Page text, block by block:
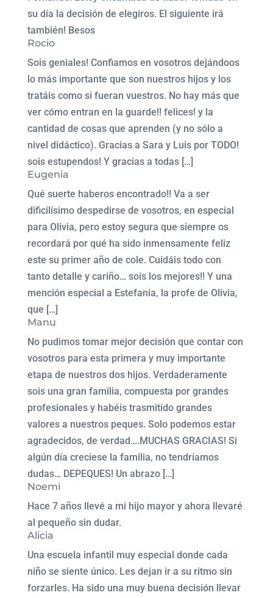
su día la decisión de elegiros. El siguiente irá
también! Besos
Rocio
Sois geniales! Confiamos en vosotros dejándoos
lo más importante que son nuestros hijos y los
tratáis como si fueran vuestros. No hay más que
ver cómo entran en la guarde!! felices! y la
cantidad de cosas que aprenden (y no sólo a
nivel didáctico). Gracias a Sara y Luis por TODO!
sois estupendos! Y gracias a todas […]
Eugenia
Qué suerte haberos encontrado!! Va a ser
dificilísimo despedirse de vosotros, en especial
para Olivia, pero estoy segura que siempre os
recordará por qué ha sido inmensamente feliz
este su primer año de cole. Cuidáis todo con
tanto detalle y cariño… sois los mejores!! Y una
mención especial a Estefania, la profe de Olivia,
que […]
Manu
No pudimos tomar mejor decisión que contar con
vosotros para esta primera y muy importante
etapa de nuestros dos hijos. Verdaderamente
sois una gran familia, compuesta por grandes
profesionales y habéis trasmitido grandes
valores a nuestros peques. Solo podemos estar
agradecidos, de verdad….MUCHAS GRACIAS! Si
algún día creciese la familia, no tendríamos
dudas… DEPEQUES! Un abrazo […]
Noemi
Hace 7 años llevé a mi hijo mayor y ahora llevaré
al pequeño sin dudar.
Alicia
Una escuela infantil muy especial donde cada
niño se siente único. Les dejan ir a su ritmo sin
forzarles. Ha sido una muy buena decisión llevar